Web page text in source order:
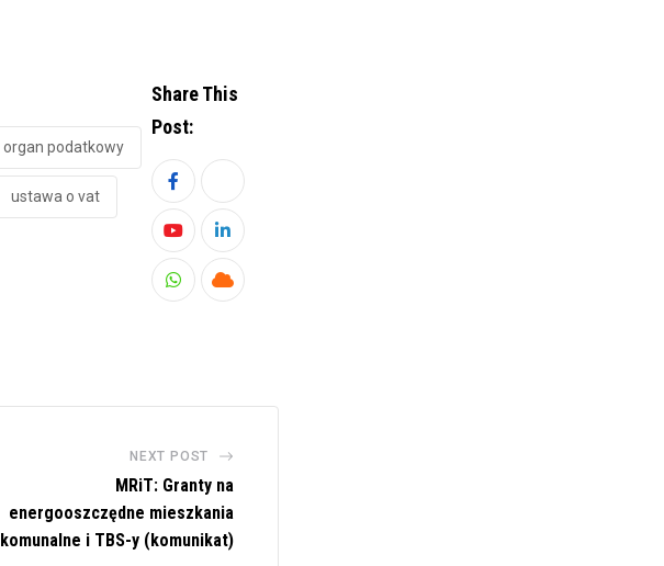
organ podatkowy
ustawa o vat
Share This
Post:
YoutubeLinkedIn
Whatsapp
Cloud
NEXT POST
MRiT: Granty na
energooszczędne mieszkania
komunalne i TBS-y (komunikat)